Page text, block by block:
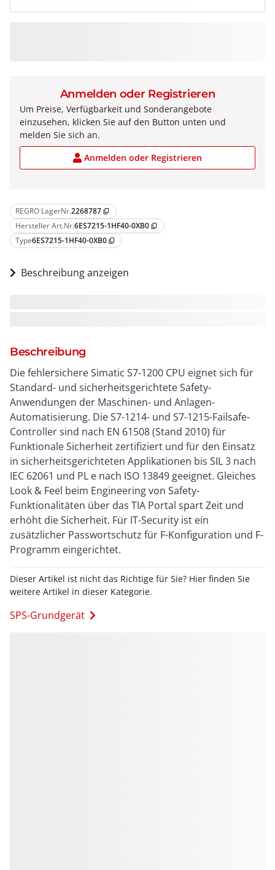
REGRO LagerNr.2268787 content_copy
Hersteller Art.Nr.6ES7215-1HF40-0XB0 content_copy
Type6ES7215-1HF40-0XB0 content_copy
Beschreibung anzeigen
Beschreibung
Die fehlersichere Simatic S7-1200 CPU eignet sich für
Standard- und sicherheitsgerichtete Safety-
Anwendungen der Maschinen- und Anlagen-
Automatisierung. Die S7-1214- und S7-1215-Failsafe-
Controller sind nach EN 61508 (Stand 2010) für
Funktionale Sicherheit zertifiziert und für den Einsatz
in sicherheitsgerichteten Applikationen bis SIL 3 nach
IEC 62061 und PL e nach ISO 13849 geeignet. Gleiches
Look & Feel beim Engineering von Safety-
Funktionalitäten über das TIA Portal spart Zeit und
erhöht die Sicherheit. Für IT-Security ist ein
zusätzlicher Passwortschutz für F-Konfiguration und F-
Programm eingerichtet.
Dieser Artikel ist nicht das Richtige für Sie? Hier finden Sie
weitere Artikel in dieser Kategorie.
SPS-Grundgerät
Anmelden oder Registrieren
Um Preise, Verfügbarkeit und Sonderangebote
einzusehen, klicken Sie auf den Button unten und
melden Sie sich an.
Anmelden oder Registrieren